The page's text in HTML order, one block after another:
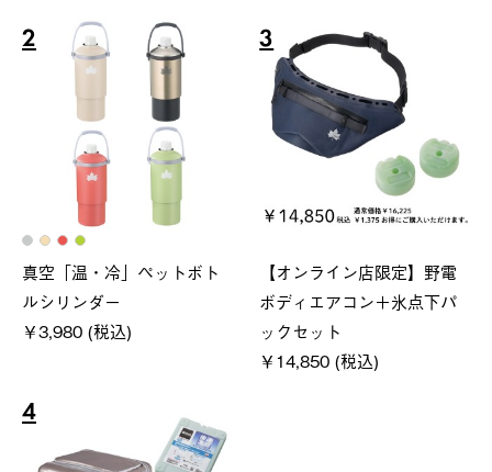
2
真空「温・冷」ペットボト
ルシリンダー
￥3,980 (税込)
3
【オンライン店限定】野電
ボディエアコン＋氷点下パ
ックセット
￥14,850 (税込)
4